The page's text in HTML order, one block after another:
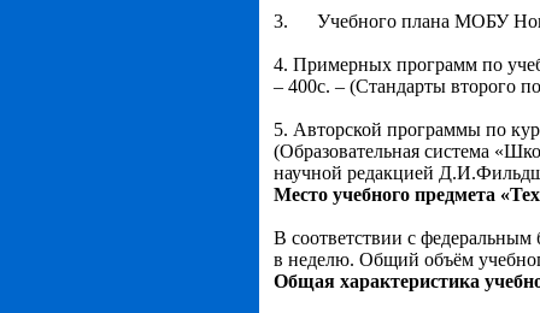
3. Учебного плана МОБУ
4. Примерных программ по
– 400с. – (Стандарты второго
5. Авторской программы по
(Образовательная система
научной редакцией
Место учебного предмета
В соответствии с федеральным
в неделю. Общий объём
Общая характеристика